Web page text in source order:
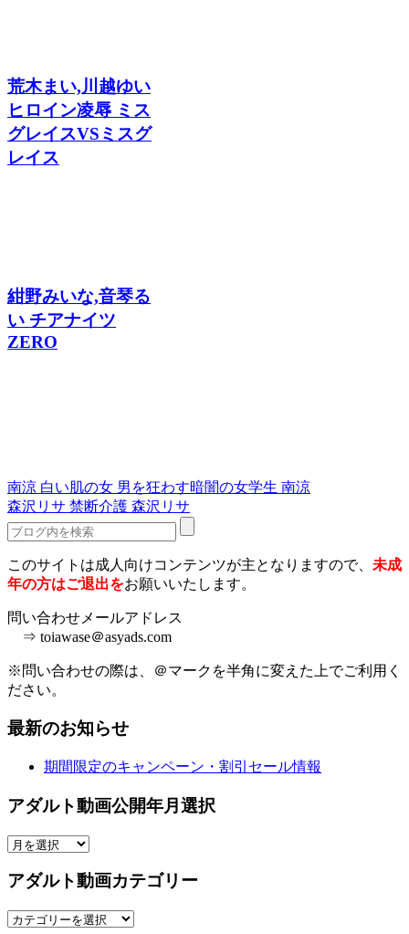
荒木まい,川越ゆい
ヒロイン凌辱 ミス
グレイスVSミスグ
レイス
紺野みいな,音琴る
い チアナイツ
ZERO
南涼 白い肌の女 男を狂わす暗闇の女学生 南涼
森沢リサ 禁断介護 森沢リサ
このサイトは成人向けコンテンツが主となりますので、 未成
年の方はご退出をお願いいたします。
問い合わせメールアドレス
⇒ toiawase＠asyads.com
※問い合わせの際は、＠マークを半角に変えた上でご利用く
ださい。
最新のお知らせ
期間限定のキャンペーン・割引セール情報
アダルト動画公開年月選択
ア
ル
動
アダルト動画カテゴリー
ア